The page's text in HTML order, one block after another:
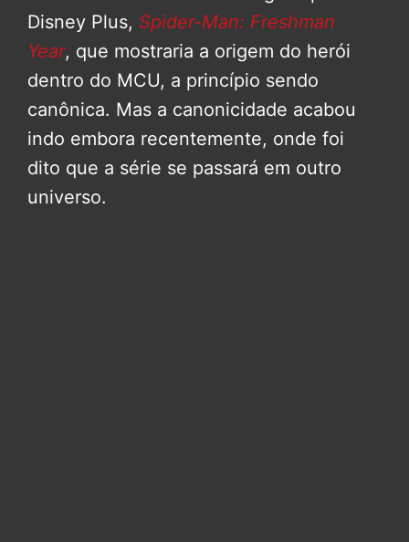
Disney Plus, Spider-Man: Freshman
Year, que mostraria a origem do herói
dentro do MCU, a princípio sendo
canônica. Mas a canonicidade acabou
indo embora recentemente, onde foi
dito que a série se passará em outro
universo.